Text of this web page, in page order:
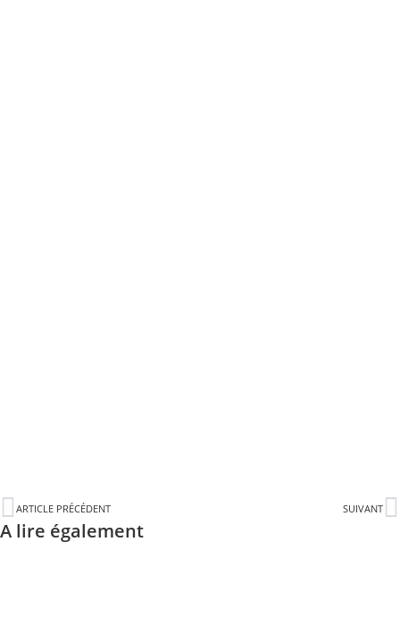
ARTICLE PRÉCÉDENT SUIVANT
A lire également